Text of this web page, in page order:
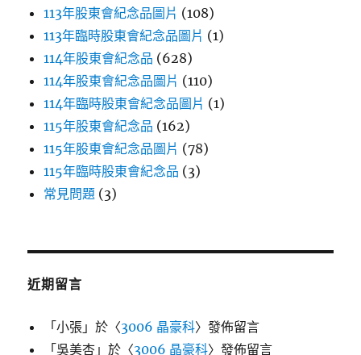
113年股東會紀念品圖片 (108)
113年臨時股東會紀念品圖片 (1)
114年股東會紀念品 (628)
114年股東會紀念品圖片 (110)
114年臨時股東會紀念品圖片 (1)
115年股東會紀念品 (162)
115年股東會紀念品圖片 (78)
115年臨時股東會紀念品 (3)
常見問題 (3)
近期留言
「小張 」於〈3006 晶豪科〉發佈留言
「吳美杏 」於〈3006 晶豪科〉發佈留言